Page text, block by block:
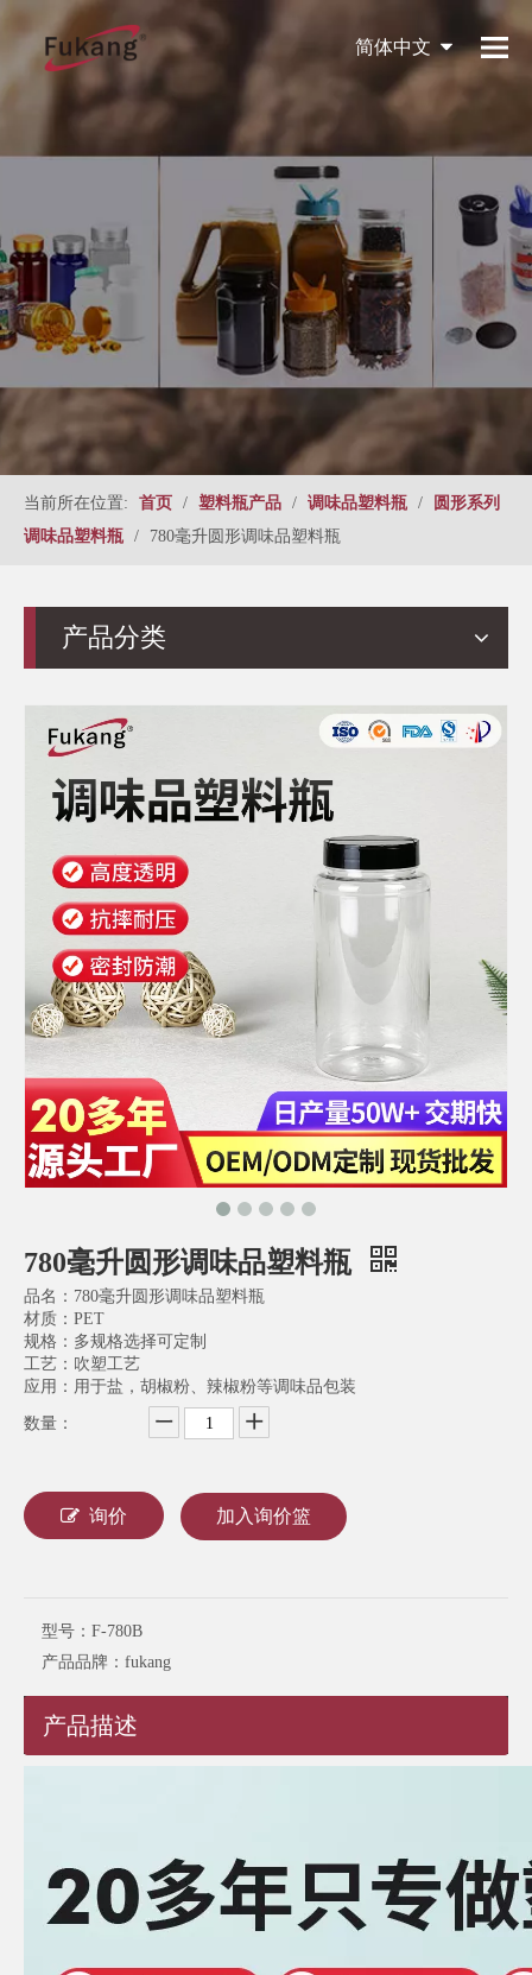
简体中文
English
当前所在位置: 首页 / 塑料瓶产品 / 调味品塑料瓶 /
圆形系列
调味品塑料瓶 / 780毫升圆形调味品塑料瓶
产品分类
780毫升圆形调味品塑料瓶
品名：780毫升圆形调味品塑料瓶
材质：PET
规格：多规格选择可定制
工艺：吹塑工艺
应用：用于盐，胡椒粉、辣椒粉等调味品包装
数量：
询价 加入询价篮
型号： F-780B
产品品牌： fukang
产品描述